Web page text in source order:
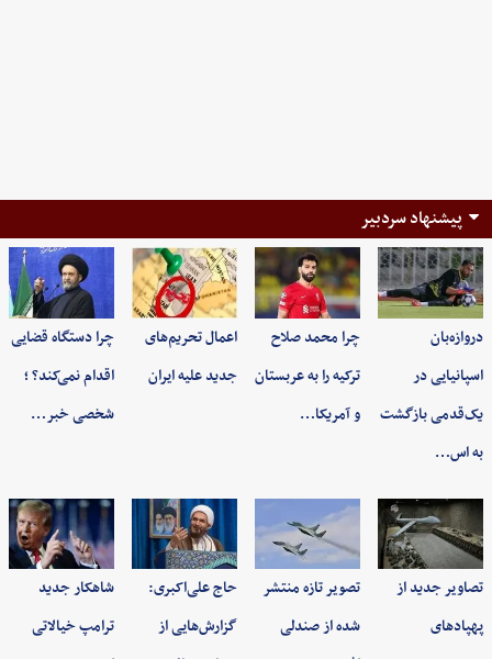
پیشنهاد سردبیر
دروازه‌بان
اسپانیایی در
یک‌قدمی بازگشت
به اس…
چرا محمد صلاح
ترکیه را به عربستان
و آمریکا…
اعمال تحریم‌های
جدید علیه ایران
چرا دستگاه قضایی
اقدام نمی‌کند؟ ؛
شخصی خبر…
تصاویر جدید از
پهپادهای
تصویر تازه منتشر
شده از صندلی
حاج علی‌اکبری:
گزارش‌هایی از
شاهکار جدید
ترامپ خیالاتی